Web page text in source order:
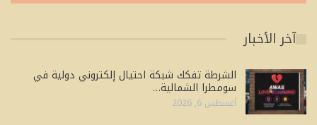
آخر الأخبار
الشرطة تفكك شبكة احتيال إلكتروني دولية في
سومطرا الشمالية…
أغسطس 6, 2026